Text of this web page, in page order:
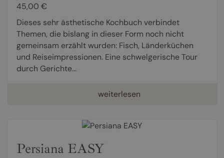
45,00 €
Dieses sehr ästhetische Kochbuch verbindet
Themen, die bislang in dieser Form noch nicht
gemeinsam erzählt wurden: Fisch, Länderküchen
und Reiseimpressionen. Eine schwelgerische Tour
durch Gerichte...
weiterlesen
Persiana EASY